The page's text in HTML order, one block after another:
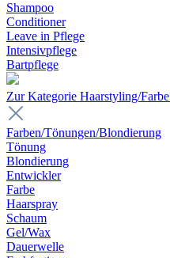
Shampoo
Conditioner
Leave in Pflege
Intensivpflege
Bartpflege
Zur Kategorie Haarstyling/Farbe
Farben/Tönungen/Blondierung
Tönung
Blondierung
Entwickler
Farbe
Haarspray
Schaum
Gel/Wax
Dauerwelle